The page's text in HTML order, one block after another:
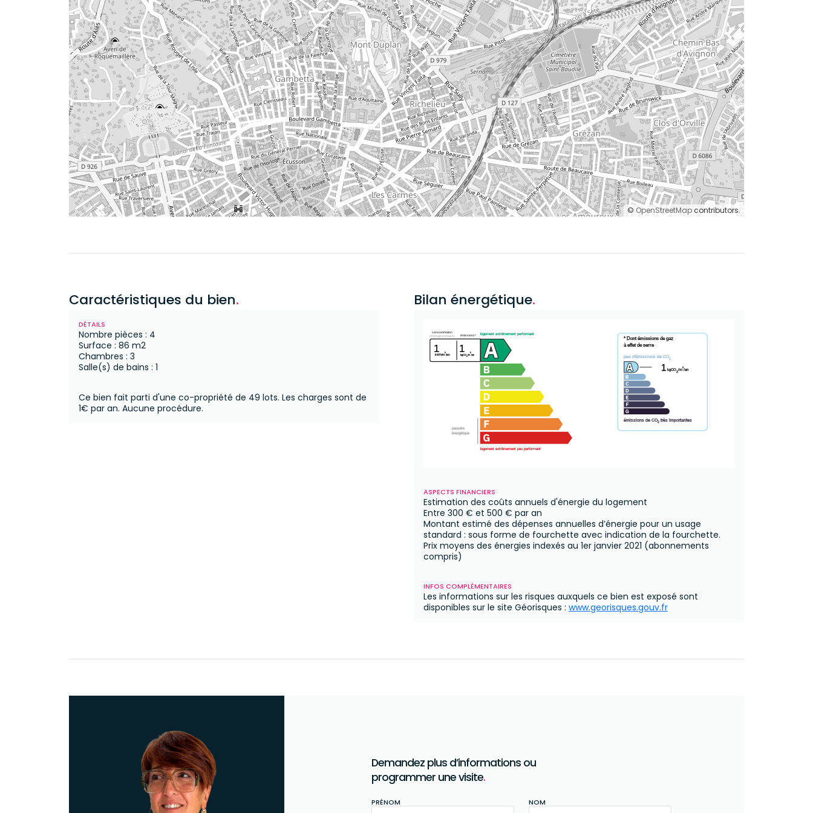
© OpenStreetMap contributors.
Caractéristiques du bien.
DÉTAILS
Nombre pièces : 4
Surface : 86 m2
Chambres : 3
Salle(s) de bains : 1
Ce bien fait parti d'une co-propriété de 49 lots. Les charges sont de
1€ par an. Aucune procédure.
Bilan énergétique.
passoire
énergétique
logement extrêmement performant
logement extrêmement peu performant
consommation
(énergie primaire)
1
kWh/m²/an
émissions*
1
kgCO2 /m
²
/an
* Dont émissions de gaz
à effet de serre
peu d'émissions de CO2
émissions de CO2 très importantes
1kgCO2/m²/an
ASPECTS FINANCIERS
Estimation des coûts annuels d'énergie du logement
Entre 300 € et 500 € par an
Montant estimé des dépenses annuelles d’énergie pour un usage
standard : sous forme de fourchette avec indication de la fourchette.
Prix moyens des énergies indexés au 1er janvier 2021 (abonnements
compris)
INFOS COMPLÉMENTAIRES
Les informations sur les risques auxquels ce bien est exposé sont
disponibles sur le site Géorisques : www.georisques.gouv.fr
Demandez plus d’informations ou
programmer une visite.
PRÉNOM NOM